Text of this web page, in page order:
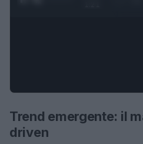
Trend emergente: il
driven